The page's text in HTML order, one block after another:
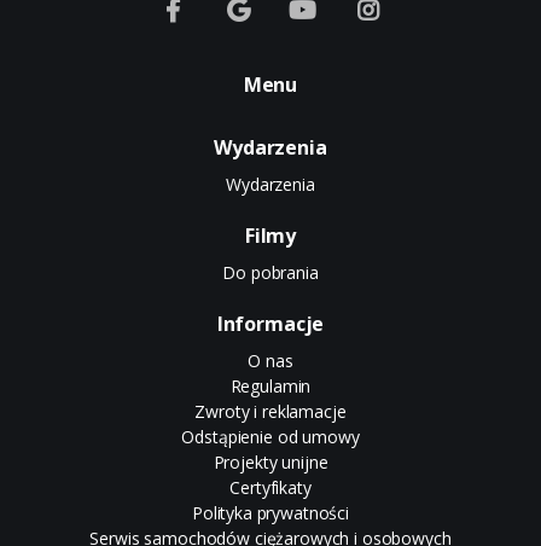
Menu
Wydarzenia
Wydarzenia
Filmy
Do pobrania
Informacje
O nas
Regulamin
Zwroty i reklamacje
Odstąpienie od umowy
Projekty unijne
Certyfikaty
Polityka prywatności
Serwis samochodów ciężarowych i osobowych